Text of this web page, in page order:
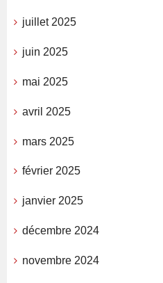
juillet 2025
juin 2025
mai 2025
avril 2025
mars 2025
février 2025
janvier 2025
décembre 2024
novembre 2024